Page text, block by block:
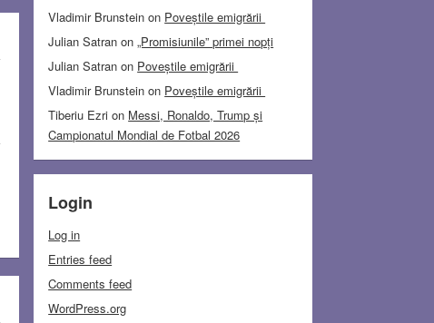
Vladimir Brunstein on Poveștile emigrării
Julian Satran on„Promisiunile” primei nopți
Julian Satran on Poveștile emigrării
Vladimir Brunstein on Poveștile emigrării
Tiberiu Ezri on Messi, Ronaldo, Trump și
Campionatul Mondial de Fotbal 2026
Login
Log in
Entries feed
Comments feed
WordPress.org